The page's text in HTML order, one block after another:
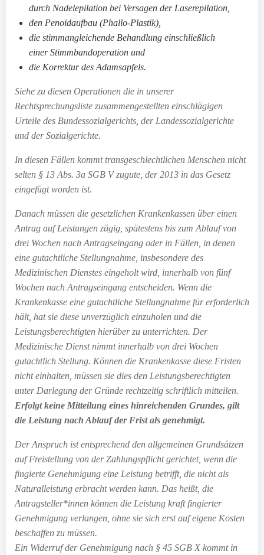
durch Nadelepilation bei Versagen der Laserepilation,
den Penoidaufbau (Phallo-Plastik),
die stimmangleichende Behandlung einschließlich
einer Stimmbandoperation und
die Korrektur des Adamsapfels.
Siehe zu diesen Operationen die in unserer
Rechtsprechungsliste zusammengestellten einschlägigen
Urteile des Bundessozialgerichts, der Landessozialgerichte
und der Sozialgerichte.
In diesen Fällen kommt transgeschlechtlichen Menschen nicht
selten § 13 Abs. 3a SGB V zugute, der 2013 in das Gesetz
eingefügt worden ist.
Danach müssen die gesetzlichen Krankenkassen über einen
Antrag auf Leistungen zügig, spätestens bis zum Ablauf von
drei Wochen nach Antragseingang oder in Fällen, in denen
eine gutachtliche Stellungnahme, insbesondere des
Medizinischen Dienstes eingeholt wird, innerhalb von fünf
Wochen nach Antragseingang entscheiden. Wenn die
Krankenkasse eine gutachtliche Stellungnahme für erforderlich
hält, hat sie diese unverzüglich einzuholen und die
Leistungsberechtigten hierüber zu unterrichten. Der
Medizinische Dienst nimmt innerhalb von drei Wochen
gutachtlich Stellung. Können die Krankenkasse diese Fristen
nicht einhalten, müssen sie dies den Leistungsberechtigten
unter Darlegung der Gründe rechtzeitig schriftlich mitteilen.
Erfolgt keine Mitteilung eines hinreichenden Grundes, gilt
die Leistung nach Ablauf der Frist als genehmigt.
Der Anspruch ist entsprechend den allgemeinen Grundsätzen
auf Freistellung von der Zahlungspflicht gerichtet, wenn die
fingierte Genehmigung eine Leistung betrifft, die nicht als
Naturalleistung erbracht werden kann. Das heißt, die
Antragsteller*innen können die Leistung kraft fingierter
Genehmigung verlangen, ohne sie sich erst auf eigene Kosten
beschaffen zu müssen.
Ein Widerruf der Genehmigung nach § 45 SGB X kommt in